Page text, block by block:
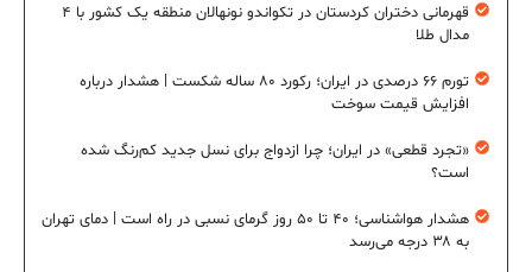
قهرمانی دختران کردستان در تکواندو نونهالان منطقه یک کشور با ۴
مدال طلا
تورم ۶۶ درصدی در ایران؛ رکورد ۸۰ ساله شکست | هشدار درباره
افزایش قیمت سوخت
«تجرد قطعی» در ایران؛ چرا ازدواج برای نسل جدید کم‌رنگ شده
است؟
هشدار هواشناسی؛ ۴۰ تا ۵۰ روز گرمای نسبی در راه است | دمای تهران
به ۳۸ درجه می‌رسد